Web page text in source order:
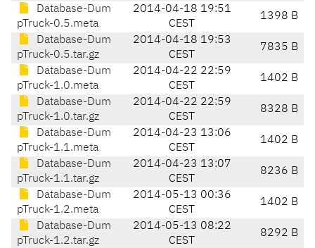
Database-Dum
pTruck-0.5.meta
2014-04-18 19:51
CEST
1398 B
Database-Dum
pTruck-0.5.tar.gz
2014-04-18 19:53
CEST
7835 B
Database-Dum
pTruck-1.0.meta
2014-04-22 22:59
CEST
1402 B
Database-Dum
pTruck-1.0.tar.gz
2014-04-22 22:59
CEST
8328 B
Database-Dum
pTruck-1.1.meta
2014-04-23 13:06
CEST
1402 B
Database-Dum
pTruck-1.1.tar.gz
2014-04-23 13:07
CEST
8236 B
Database-Dum
pTruck-1.2.meta
2014-05-13 00:36
CEST
1402 B
Database-Dum
pTruck-1.2.tar.gz
2014-05-13 08:22
CEST
8292 B